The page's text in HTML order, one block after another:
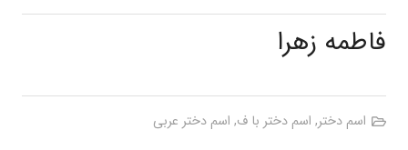
فاطمه زهرا
اسم دختر, اسم دختر با ف, اسم دختر عربی